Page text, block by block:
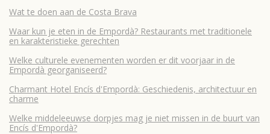
Wat te doen aan de Costa Brava
Waar kun je eten in de Empordà? Restaurants met traditionele
en karakteristieke gerechten
Welke culturele evenementen worden er dit voorjaar in de
Empordà georganiseerd?
Charmant Hotel Encís d'Empordà: Geschiedenis, architectuur en
charme
Welke middeleeuwse dorpjes mag je niet missen in de buurt van
Encís d'Empordà?